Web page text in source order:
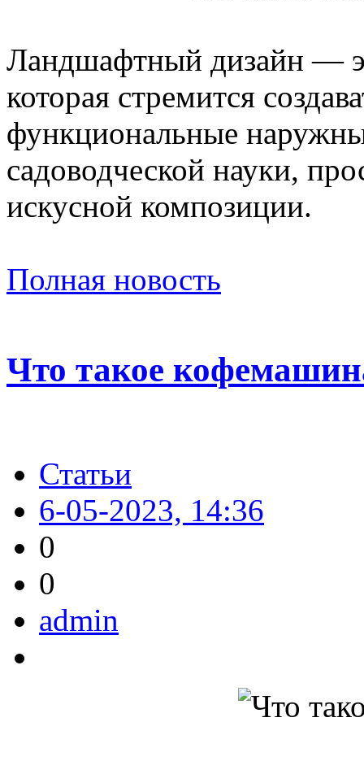
Ландшафтный дизайн —
которая стремится
функциональные
садоводческой науки,
искусной композиции.
Полная новость
Что такое
Статьи
6-05-2023, 14:36
0
0
admin